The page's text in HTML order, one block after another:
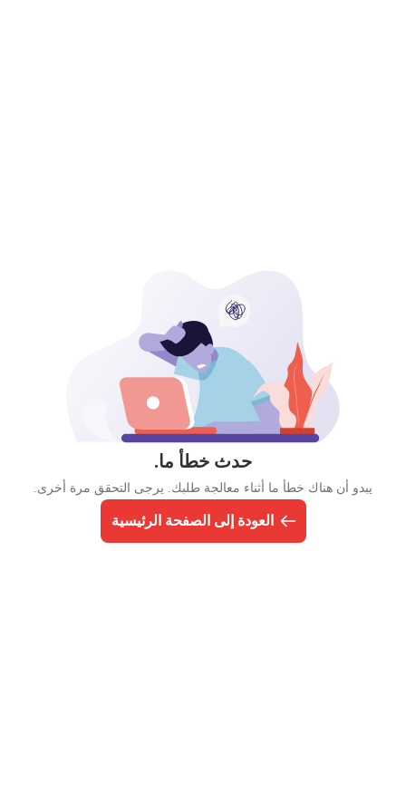
حدث خطأ ما.
يبدو أن هناك خطأ ما أثناء معالجة طلبك. يرجى التحقق مرة أخرى.
العودة إلى الصفحة الرئيسية